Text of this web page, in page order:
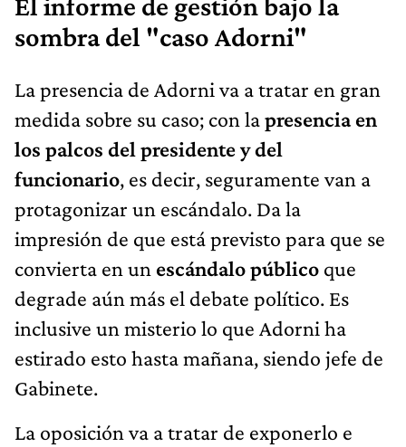
sombra del "caso Adorni"
La presencia de Adorni va a tratar en gran
medida sobre su caso; con lapresencia en
los palcos del presidente y del
funcionario, es decir, seguramente van a
protagonizar un escándalo. Da la
impresión de que está previsto para que se
convierta en un escándalo público que
degrade aún más el debate político. Es
inclusive un misterio lo que Adorni ha
estirado esto hasta mañana, siendo jefe de
Gabinete.
La oposición va a tratar de exponerlo e